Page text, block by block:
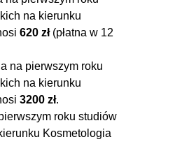
na kierunku
620 zł(płatna w 12
na pierwszym roku
na kierunku
3200 zł.
roku studiów
Kosmetologia